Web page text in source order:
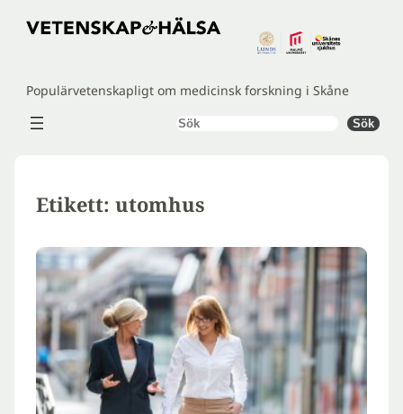
Hoppa
Populärvetenskapligt om medicinsk forskning i Skåne
Sök Sök
Etikett: utomhus